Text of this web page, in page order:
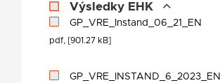
Výsledky EHK
GP_VRE_Instand_06_21_EN
pdf, [901.27 kB]
GP_VRE_INSTAND_6_2023_EN